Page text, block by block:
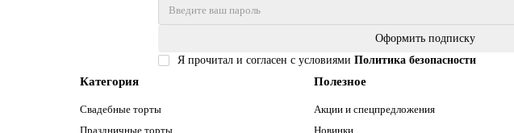
Оформить подписку
Я прочитал и согласен с условиями Политика безопасности
Категория
Свадебные торты
Праздничные торты
Полезное
Акции и спецпредложения
Новинки